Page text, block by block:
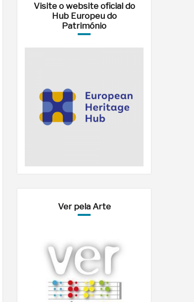
Visite o website oficial do
Hub Europeu do
Património
Ver pela Arte